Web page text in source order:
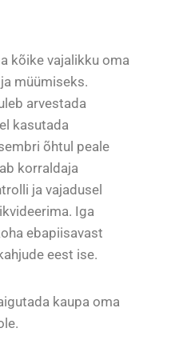
kõike vajalikku oma
müümiseks.
arvestada
kasutada
õhtul peale
korraldaja
ja vajadusel
Iga
ebapiisavast
eest ise.
kaupa oma